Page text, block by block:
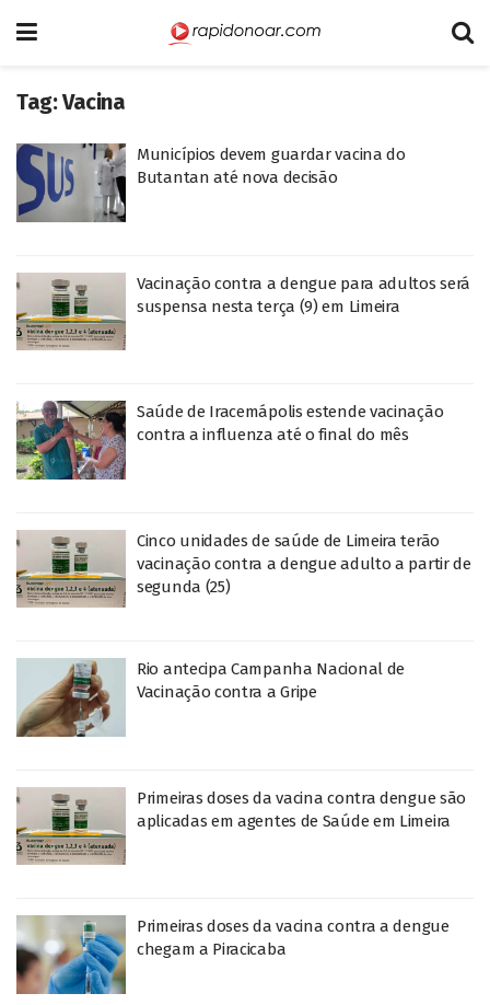
Tag:Vacina
Municípios devem guardar vacina do
Butantan até nova decisão
Vacinação contra a dengue para adultos será
suspensa nesta terça (9) em Limeira
Saúde de Iracemápolis estende vacinação
contra a influenza até o final do mês
Cinco unidades de saúde de Limeira terão
vacinação contra a dengue adulto a partir de
segunda (25)
Rio antecipa Campanha Nacional de
Vacinação contra a Gripe
Primeiras doses da vacina contra dengue são
aplicadas em agentes de Saúde em Limeira
Primeiras doses da vacina contra a dengue
chegam a Piracicaba